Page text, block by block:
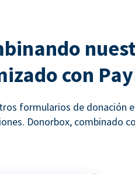
con
formularios de donación
Donorbox, combinado